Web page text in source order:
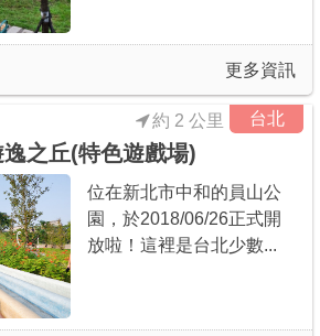
更多資訊
台北
之丘(特色遊戲場)
約 2 公里
位在新北市中和的員山公
園，於2018/06/26正式開
放啦！這裡是台北少數...